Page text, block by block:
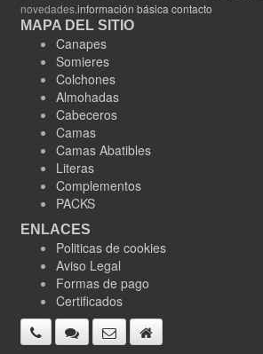
novedades.información básica contacto
MAPA DEL SITIO
Canapes
Somieres
Colchones
Almohadas
Cabeceros
Camas
Camas Abatibles
Literas
Complementos
PACKS
ENLACES
Politicas de cookies
Aviso Legal
Formas de pago
Certificados